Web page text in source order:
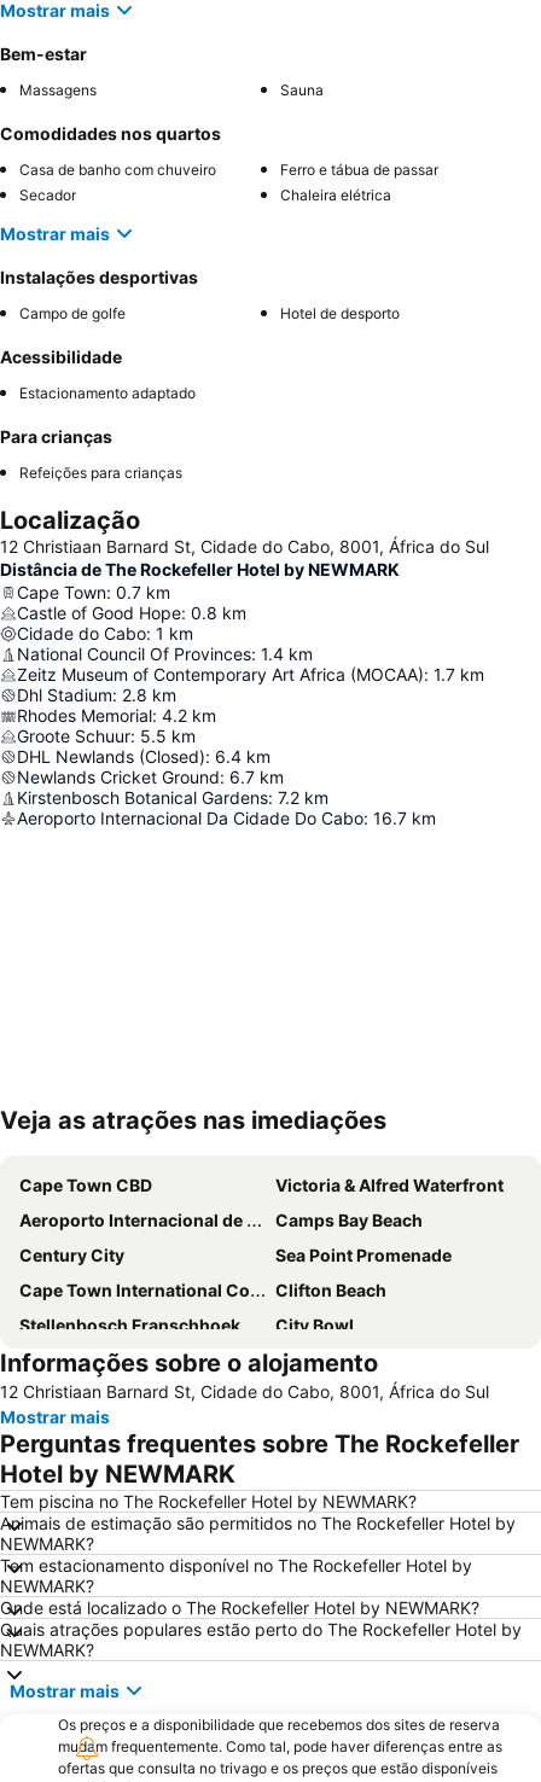
Mostrar mais
Bem-estar
Massagens Sauna
Comodidades nos quartos
Casa de banho com chuveiro
Ferro e tábua de passar
Secador
Chaleira elétrica
Mostrar mais
Instalações desportivas
Campo de golfe Hotel de desporto
Acessibilidade
Estacionamento adaptado
Para crianças
Refeições para crianças
Localização
12 Christiaan Barnard St, Cidade do Cabo, 8001, África do Sul
Distância de The Rockefeller Hotel by NEWMARK
Cape Town: 0.7 km
Castle of Good Hope: 0.8 km
Cidade do Cabo: 1 km
National Council Of Provinces: 1.4 km
Zeitz Museum of Contemporary Art Africa (MOCAA): 1.7 km
Dhl Stadium: 2.8 km
Rhodes Memorial: 4.2 km
Groote Schuur: 5.5 km
DHL Newlands (Closed): 6.4 km
Newlands Cricket Ground: 6.7 km
Kirstenbosch Botanical Gardens: 7.2 km
Aeroporto Internacional Da Cidade Do Cabo: 16.7 km
Ampliar mapa
Veja as atrações nas imediações
Cape Town CBD
Victoria & Alfred Waterfront
Aeroporto Internacional de Cape Town
Camps Bay Beach
Century City
Sea Point Promenade
Cape Town International Convention Centre
Clifton Beach
Stellenbosch Franschhoek and Paarl Valley Wine Day Trip
City Bowl
Tyger Valley Centre
Table Mountain National Park
Canal Walk
Catedral de São Jorge
Two Oceans Aquarium
Green Point Stadium
Ratanga Junction
Groot Constantia Estate
Port of Cape Town
Praia de Llandadno
Parklands
Stellenbosch wine route
Informações sobre o alojamento
12 Christiaan Barnard St, Cidade do Cabo, 8001, África do Sul
Mostrar mais
Perguntas frequentes sobre The Rockefeller
Hotel by NEWMARK
Tem piscina no The Rockefeller Hotel by NEWMARK?
Animais de estimação são permitidos no The Rockefeller Hotel by
NEWMARK?
Tem estacionamento disponível no The Rockefeller Hotel by
NEWMARK?
Onde está localizado o The Rockefeller Hotel by NEWMARK?
Quais atrações populares estão perto do The Rockefeller Hotel by
NEWMARK?
Mostrar mais
Os preços e a disponibilidade que recebemos dos sites de reserva
mudam frequentemente. Como tal, pode haver diferenças entre as
ofertas que consulta no trivago e os preços que estão disponíveis